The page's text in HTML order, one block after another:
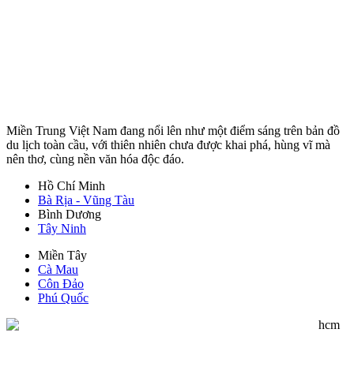
Miền Trung Việt Nam đang nổi lên như một điểm sáng trên bản đồ
du lịch toàn cầu, với thiên nhiên chưa được khai phá, hùng vĩ mà
nên thơ, cùng nền văn hóa độc đáo.
Hồ Chí Minh
Bà Rịa - Vũng Tàu
Bình Dương
Tây Ninh
Miền Tây
Cà Mau
Côn Đảo
Phú Quốc